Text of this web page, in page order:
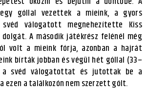
góllal vezettek a mieink, a gyors
válogatott megnehezítette Kiss
A második játékrész felénél még
volt a mieink fórja, azonban a hajrát
bírták jobban és végül hét góllal (33–
a svéd válogatottat és jutottak be a
ezen a találkozón nem szerzett gólt.